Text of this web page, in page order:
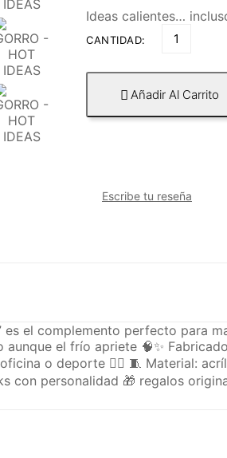
Ideas calientes…
CANTIDAD:
 Añadir Al Carrito
Escribe tu reseña
el complemento perfecto para
el frío apriete 🧠✨
o deporte 🏃‍♂️ 🧵 Material:
personalidad 🎁 regalos